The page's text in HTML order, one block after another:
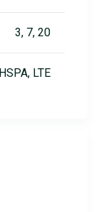
3, 7, 20
HSPA, LTE